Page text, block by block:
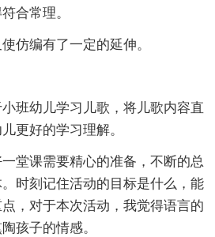
合常理。
仿编有了一定的延伸。
班幼儿学习儿歌，将儿歌内容直
更好的学习理解。
堂课需要精心的准备，不断的总
时刻记住活动的目标是什么，能
，对于本次活动，我觉得语言的
孩子的情感。